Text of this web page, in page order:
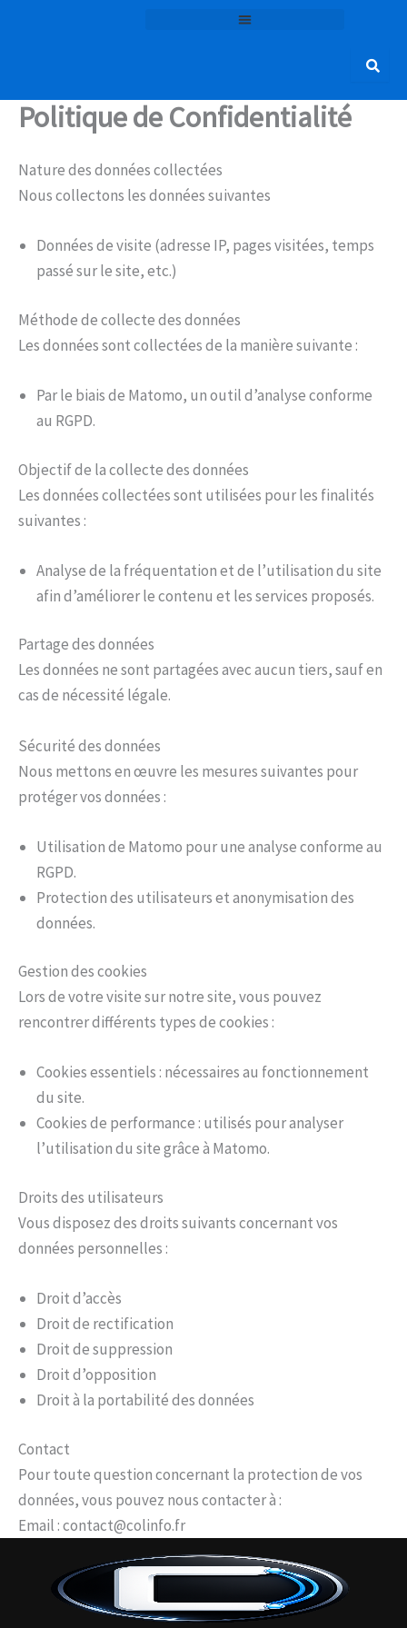
Politique de Confidentialité
Nature des données collectées
Nous collectons les données suivantes
Données de visite (adresse IP, pages visitées, temps
passé sur le site, etc.)
Méthode de collecte des données
Les données sont collectées de la manière suivante :
Par le biais de Matomo, un outil d’analyse conforme
au RGPD.
Objectif de la collecte des données
Les données collectées sont utilisées pour les finalités
suivantes :
Analyse de la fréquentation et de l’utilisation du site
afin d’améliorer le contenu et les services proposés.
Partage des données
Les données ne sont partagées avec aucun tiers, sauf en
cas de nécessité légale.
Sécurité des données
Nous mettons en œuvre les mesures suivantes pour
protéger vos données :
Utilisation de Matomo pour une analyse conforme au
RGPD.
Protection des utilisateurs et anonymisation des
données.
Gestion des cookies
Lors de votre visite sur notre site, vous pouvez
rencontrer différents types de cookies :
Cookies essentiels : nécessaires au fonctionnement
du site.
Cookies de performance : utilisés pour analyser
l’utilisation du site grâce à Matomo.
Droits des utilisateurs
Vous disposez des droits suivants concernant vos
données personnelles :
Droit d’accès
Droit de rectification
Droit de suppression
Droit d’opposition
Droit à la portabilité des données
Contact
Pour toute question concernant la protection de vos
données, vous pouvez nous contacter à :
Email : contact@colinfo.fr